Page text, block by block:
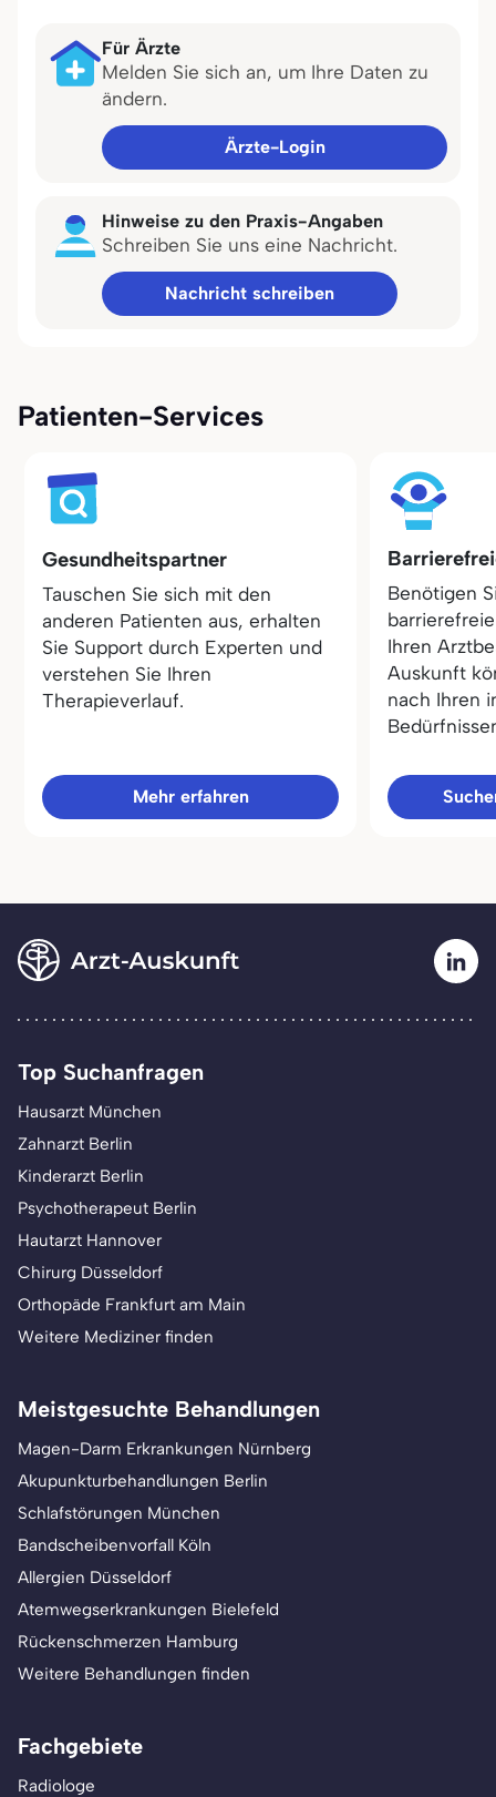
Für Ärzte
Melden Sie sich an, um Ihre Daten zu
ändern.
Ärzte-Login
Hinweise zu den Praxis-Angaben
Schreiben Sie uns eine Nachricht.
Nachricht schreiben
Patienten-Services
Gesundheitspartner
Tauschen Sie sich mit den
anderen Patienten aus, erhalten
Sie Support durch Experten und
verstehen Sie Ihren
Therapieverlauf.
Mehr erfahren
Benötigen
Ihren
Auskunft
nach Ihren
Top Suchanfragen
Hausarzt München
Zahnarzt Berlin
Kinderarzt Berlin
Psychotherapeut Berlin
Hautarzt Hannover
Chirurg Düsseldorf
Orthopäde Frankfurt am Main
Weitere Mediziner finden
Meistgesuchte Behandlungen
Magen-Darm Erkrankungen Nürnberg
Akupunkturbehandlungen Berlin
Schlafstörungen München
Bandscheibenvorfall Köln
Allergien Düsseldorf
Atemwegserkrankungen Bielefeld
Rückenschmerzen Hamburg
Weitere Behandlungen finden
Fachgebiete
Radiologe